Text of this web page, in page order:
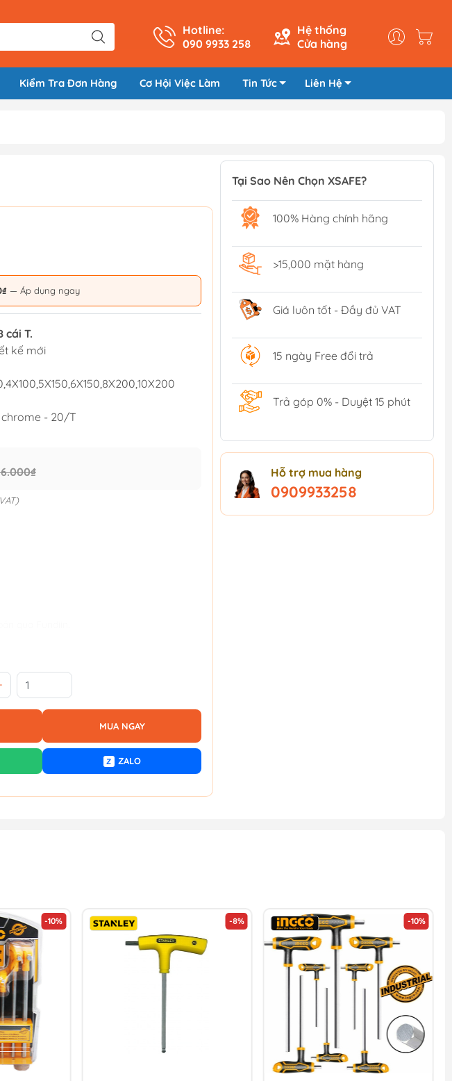
Hotline:
090 9933 258
Hệ thống
Cửa hàng
Kiểm Tra Đơn Hàng Cơ Hội Việc Làm Tin Tức Liên Hệ
— Áp dụng ngay
cái T.
kế mới
- 20/T
MUA NGAY
Z ZALO
Tại Sao Nên Chọn XSAFE?
100% Hàng chính hãng
>15,000 mặt hàng
Giá luôn tốt - Đầy đủ VAT
15 ngày Free đổi trả
Trả góp 0% - Duyệt 15 phút
Hỗ trợ mua hàng
0909933258
-10% -8% -10%